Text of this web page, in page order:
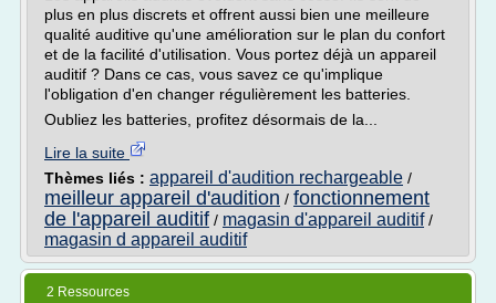
plus en plus discrets et offrent aussi bien une meilleure
qualité auditive qu'une amélioration sur le plan du confort
et de la facilité d'utilisation. Vous portez déjà un appareil
auditif ? Dans ce cas, vous savez ce qu'implique
l'obligation d'en changer régulièrement les batteries.
Oubliez les batteries, profitez désormais de la...
Lire la suite
Thèmes liés : appareil d'audition rechargeable /
meilleur appareil d'audition / fonctionnement
de l'appareil auditif / magasin d'appareil auditif/
magasin d appareil auditif
2 Ressources